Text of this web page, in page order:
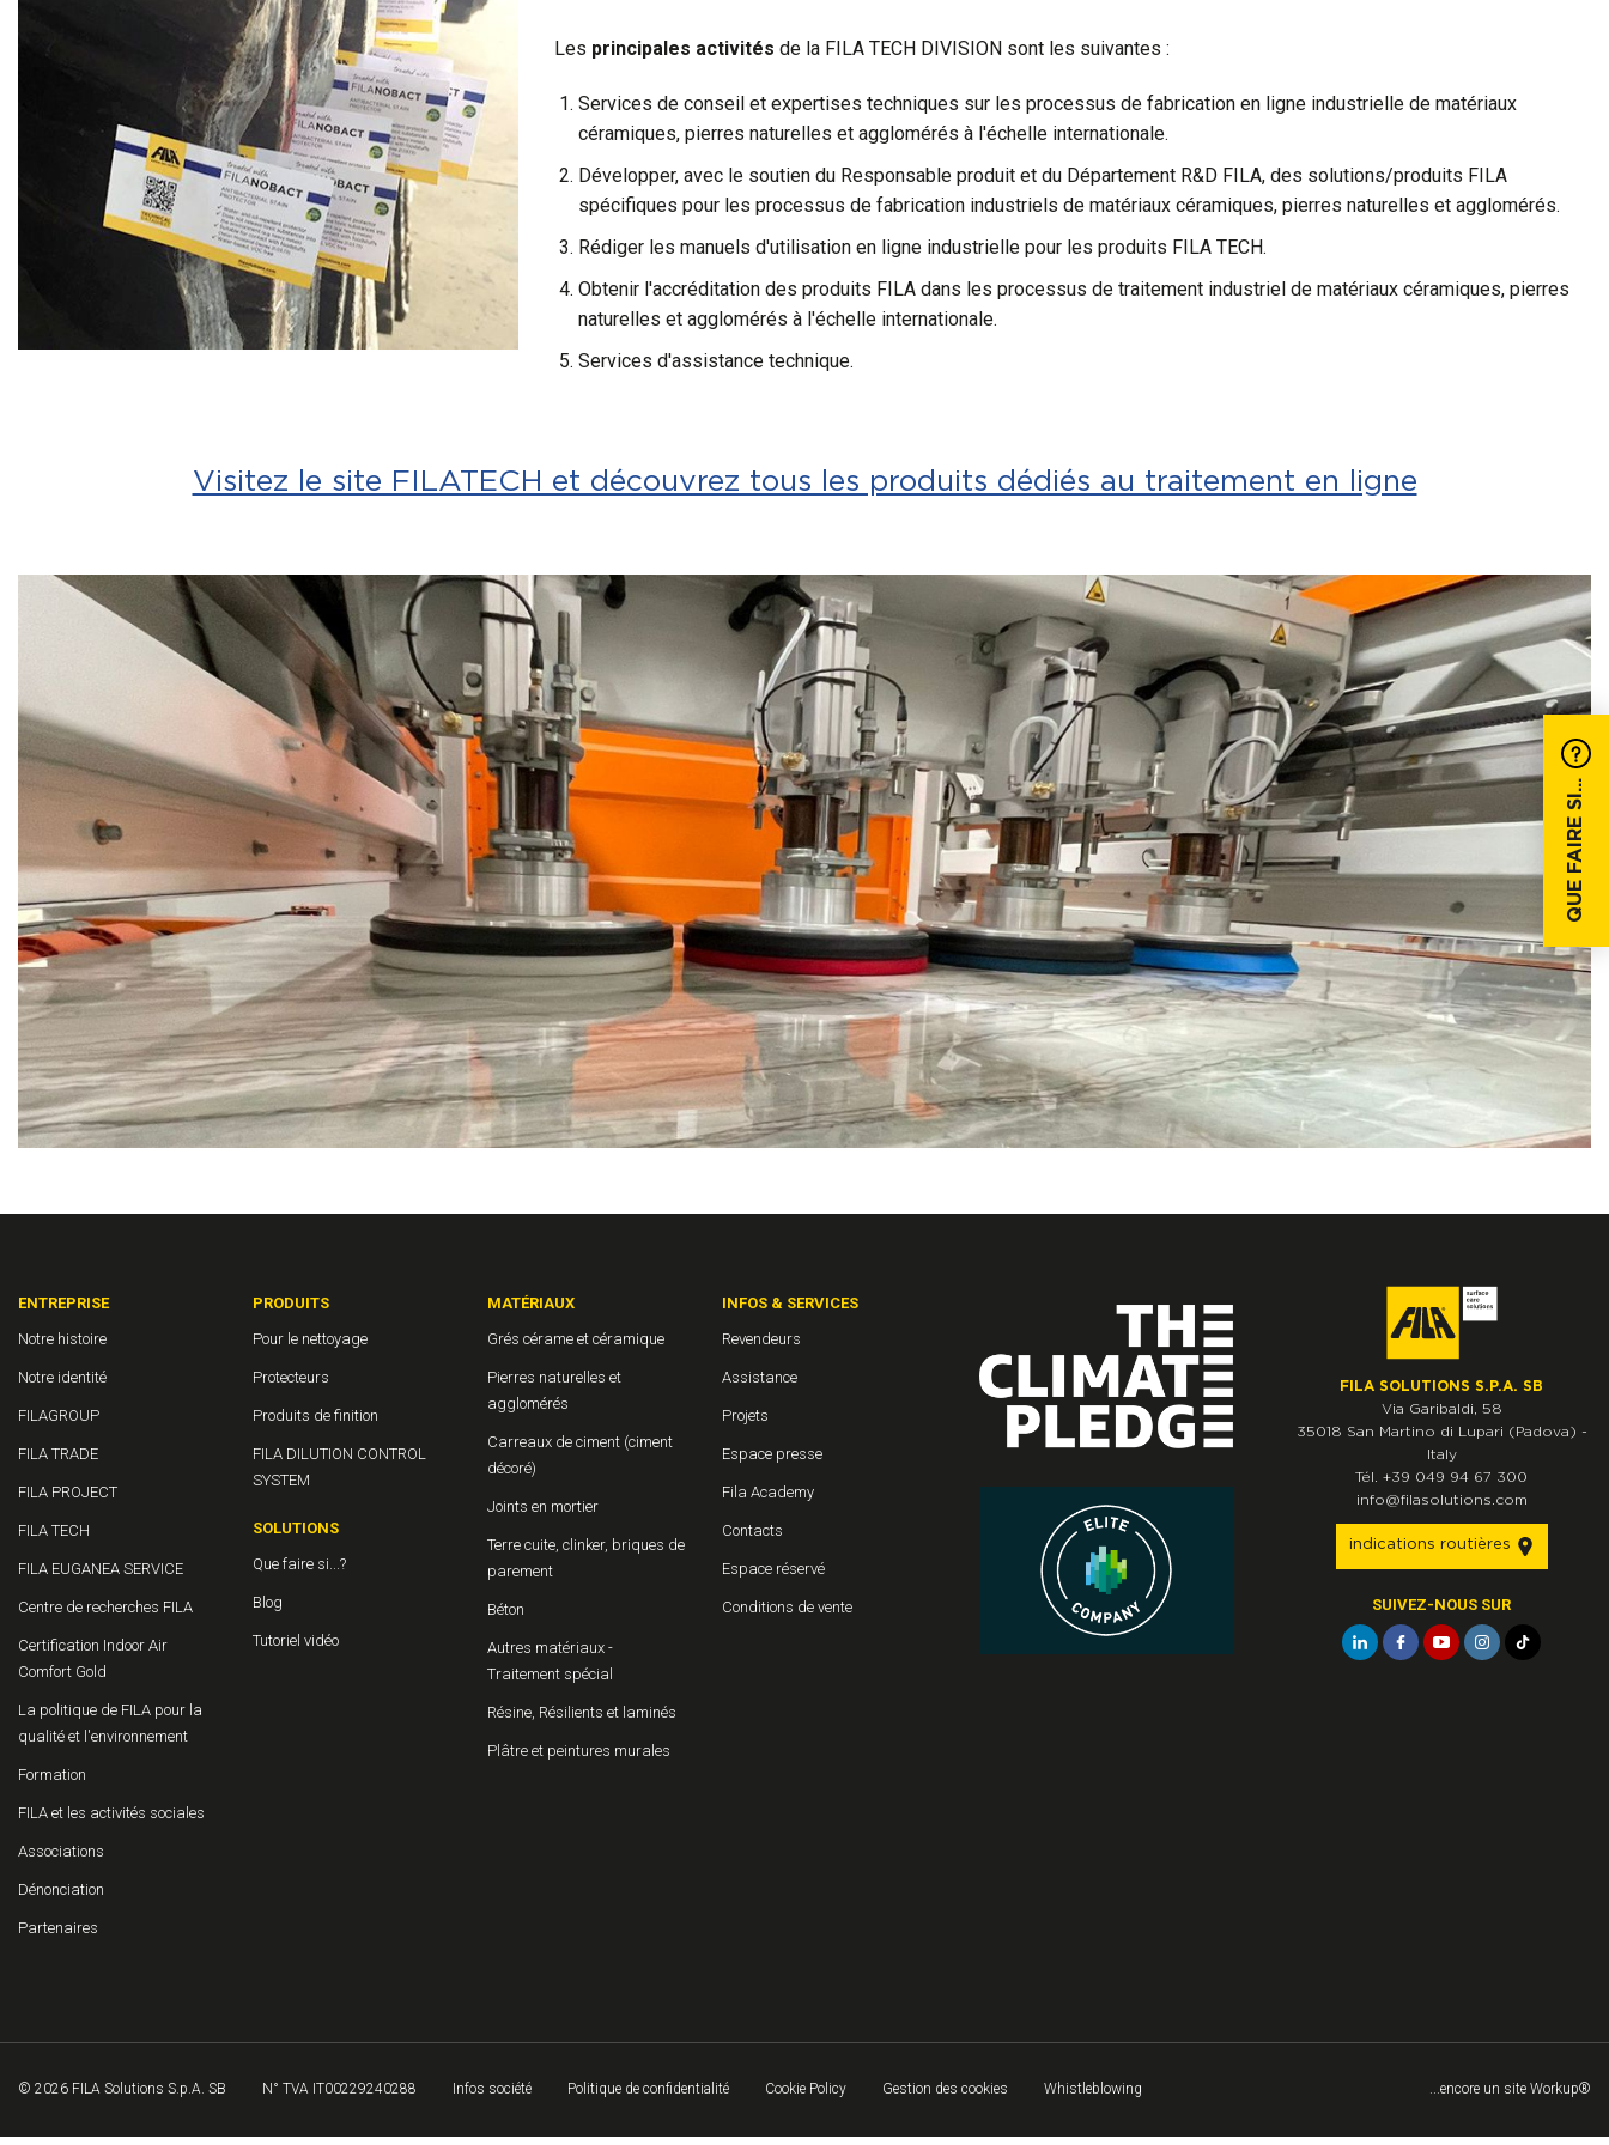
QUE FAIRE SI...
Les principales activités de la FILA TECH DIVISION sont les suivantes :
Services de conseil et expertises techniques sur les processus de fabrication en ligne industrielle de matériaux
céramiques, pierres naturelles et agglomérés à l'échelle internationale.
Développer, avec le soutien du Responsable produit et du Département R&D FILA, des solutions/produits FILA
spécifiques pour les processus de fabrication industriels de matériaux céramiques, pierres naturelles et agglomérés.
Rédiger les manuels d'utilisation en ligne industrielle pour les produits FILA TECH.
Obtenir l'accréditation des produits FILA dans les processus de traitement industriel de matériaux céramiques, pierres
naturelles et agglomérés à l'échelle internationale.
Services d'assistance technique.
Visitez le site FILATECH et découvrez tous les produits dédiés au traitement en ligne
ENTREPRISE
Notre histoire
Notre identité
FILAGROUP
FILA TRADE
FILA PROJECT
FILA TECH
FILA EUGANEA SERVICE
Centre de recherches FILA
Certification Indoor Air
Comfort Gold
La politique de FILA pour la
qualité et l'environnement
Formation
FILA et les activités sociales
Associations
Dénonciation
Partenaires
PRODUITS
Pour le nettoyage
Protecteurs
Produits de finition
FILA DILUTION CONTROL
SYSTEM
SOLUTIONS
Que faire si...?
Blog
Tutoriel vidéo
MATÉRIAUX
Grés cérame et céramique
Pierres naturelles et
agglomérés
Carreaux de ciment (ciment
décoré)
Joints en mortier
Terre cuite, clinker, briques de
parement
Béton
Autres matériaux -
Traitement spécial
Résine, Résilients et laminés
Plâtre et peintures murales
INFOS & SERVICES
Revendeurs
Assistance
Projets
Espace presse
Fila Academy
Contacts
Espace réservé
Conditions de vente
FILA SOLUTIONS S.P.A. SB
Via Garibaldi, 58
35018 San Martino di Lupari (Padova) -
Italy
Tél. +39 049 94 67 300
info@filasolutions.com
indications routières
SUIVEZ-NOUS SUR
© 2026 FILA Solutions S.p.A. SB N° TVA IT00229240288 Infos société Politique de confidentialité Cookie Policy Gestion des cookies Whistleblowing ...encore un site Workup®